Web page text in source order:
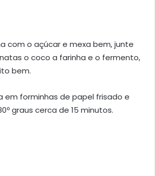
com o açúcar e mexa bem, junte
o coco a farinha e o fermento,
bem.
em forminhas de papel frisado e
graus cerca de 15 minutos.